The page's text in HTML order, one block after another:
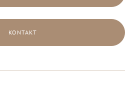
KONTAKT